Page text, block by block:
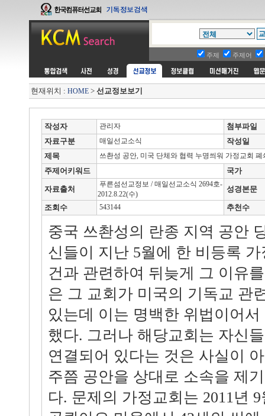
주제 주제어
현재위치 : HOME > 선교정보보기
작성자 관리자
첨부파일
자료구분
매일선교소식
작성일
제목
쓰촨성 공안, 미국 단체와 협력 누명씌워 가정교회 폐
주제어키워드 국가
자료출처
푸른섬선교정보 / 매일선교소식 2694호-
2012.8.22(수)
성경본문
조회수 543144 추천수
중국 쓰촨성의 란종 지역 공안
신들이 지난 5월에 한 비등록
건과 관련하여 뒤늦게 그 이유
은 그 교회가 미국의 기독교 관
있는데 이는 명백한 위법이어
했다. 그러나 해당교회는 자신
연결되어 있다는 것은 사실이
주쯤 공안을 상대로 소속을 제
다. 문제의 가정교회는 2011년